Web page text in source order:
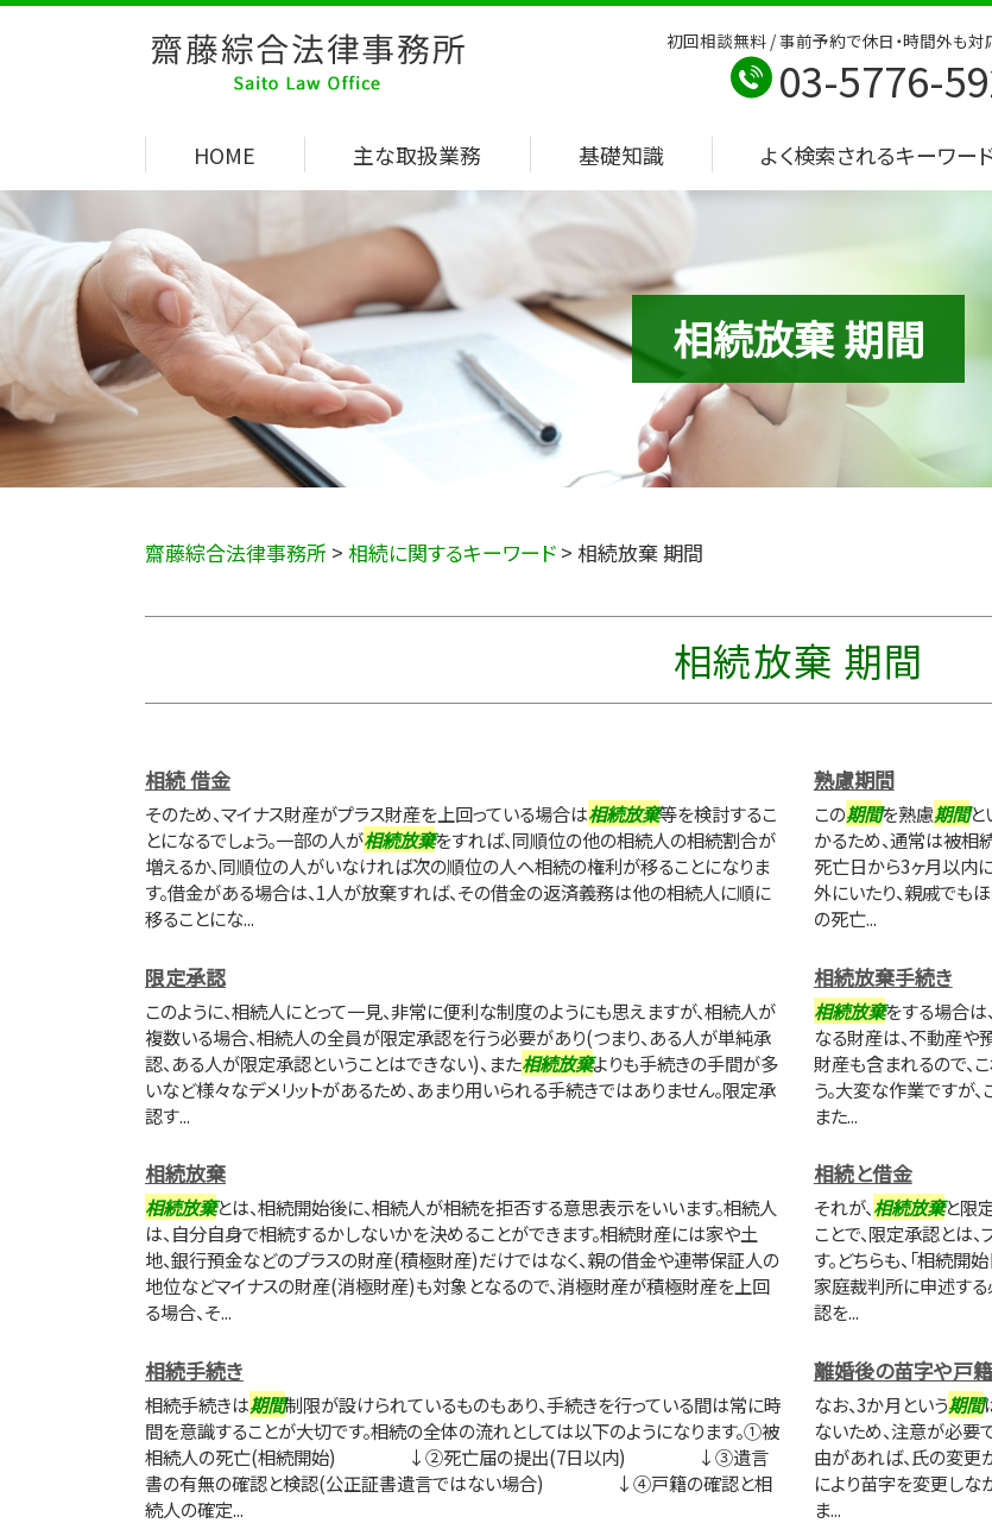
相続放棄 期間
初回相談無料 / 事前予約で休日・時間外も対
03-5776-
HOME 主な取扱業務 基礎知識 よく検索されるキーワー
齋藤綜合法律事務所 > 相続に関するキーワード > 相続放棄 期間
相続放棄 期間
相続 借金
そのため、マイナス財産がプラス財産を上回っている場合は相続放棄等を検討するこ
とになるでしょう。一部の人が相続放棄をすれば、同順位の他の相続人の相続割合が
増えるか、同順位の人がいなければ次の順位の人へ相続の権利が移ることになりま
す。借金がある場合は、1人が放棄すれば、その借金の返済義務は他の相続人に順に
移ることにな...
熟慮期間
この期間を熟慮期間と
かるため、通常は被相
死亡日から3ヶ月以内
外にいたり、親戚でも
の死亡...
限定承認
このように、相続人にとって一見、非常に便利な制度のようにも思えますが、相続人が
複数いる場合、相続人の全員が限定承認を行う必要があり(つまり、ある人が単純承
認、ある人が限定承認ということはできない)、また相続放棄よりも手続きの手間が多
いなど様々なデメリットがあるため、あまり用いられる手続きではありません。限定承
認す...
相続放棄手続き
相続放棄をする場合
なる財産は、不動産や
財産も含まれるので、
う。大変な作業ですが
また...
相続放棄
相続放棄とは、相続開始後に、相続人が相続を拒否する意思表示をいいます。相続人
は、自分自身で相続するかしないかを決めることができます。相続財産には家や土
地、銀行預金などのプラスの財産(積極財産)だけではなく、親の借金や連帯保証人の
地位などマイナスの財産(消極財産)も対象となるので、消極財産が積極財産を上回
る場合、そ...
相続と借金
それが、相続放棄と限
ことで、限定承認とは
す。どちらも、「相続
家庭裁判所に申述する
認を...
相続手続き
相続手続きは期間制限が設けられているものもあり、手続きを行っている間は常に時
間を意識することが大切です。相続の全体の流れとしては以下のようになります。①被
相続人の死亡(相続開始) ↓②死亡届の提出(7日以内) ↓③遺言
書の有無の確認と検認(公正証書遺言ではない場合) ↓④戸籍の確認と相
続人の確定...
離婚後の苗字や戸籍
なお、3か月という期間
ないため、注意が必要で
由があれば、氏の変更
により苗字を変更しな
ま...